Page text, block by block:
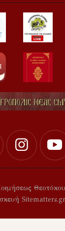
Sitematters.gr